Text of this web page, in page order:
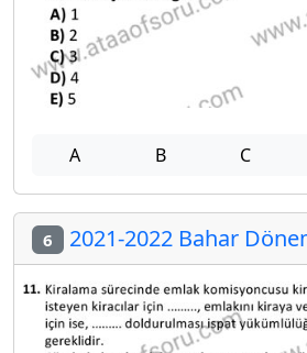
A B C
6 2021-2022 Bahar